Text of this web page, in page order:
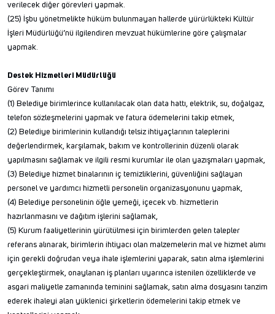
verilecek diğer görevleri yapmak.
(25) İşbu yönetmelikte hüküm bulunmayan hallerde yürürlükteki Kültür
İşleri Müdürlüğü’nü ilgilendiren mevzuat hükümlerine göre çalışmalar
yapmak.
Destek Hizmetleri Müdürlüğü
Görev Tanımı
(1) Belediye birimlerince kullanılacak olan data hattı, elektrik, su, doğalgaz,
telefon sözleşmelerini yapmak ve fatura ödemelerini takip etmek,
(2) Belediye birimlerinin kullandığı telsiz ihtiyaçlarının taleplerini
değerlendirmek, karşılamak, bakım ve kontrollerinin düzenli olarak
yapılmasını sağlamak ve ilgili resmi kurumlar ile olan yazışmaları yapmak,
(3) Belediye hizmet binalarının iç temizliklerini, güvenliğini sağlayan
personel ve yardımcı hizmetli personelin organizasyonunu yapmak,
(4) Belediye personelinin öğle yemeği, içecek vb. hizmetlerin
hazırlanmasını ve dağıtım işlerini sağlamak,
(5) Kurum faaliyetlerinin yürütülmesi için birimlerden gelen talepler
referans alınarak, birimlerin ihtiyacı olan malzemelerin mal ve hizmet alımı
için gerekli doğrudan veya ihale işlemlerini yaparak, satın alma işlemlerini
gerçekleştirmek, onaylanan iş planları uyarınca istenilen özelliklerde ve
asgari maliyetle zamanında teminini sağlamak, satın alma dosyasını tanzim
ederek ihaleyi alan yüklenici şirketlerin ödemelerini takip etmek ve